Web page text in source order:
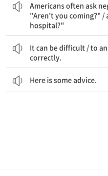
Americans often ask
"Aren't you coming?"
hospital?"
It can be difficult / to
correctly.
Here is some advice.